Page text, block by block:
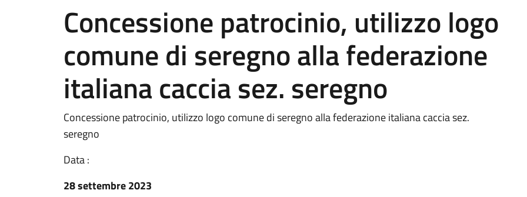
Concessione patrocinio, utilizzo logo
comune di seregno alla federazione
italiana caccia sez. seregno
Concessione patrocinio, utilizzo logo comune di seregno alla federazione italiana caccia sez.
seregno
Data :
28 settembre 2023